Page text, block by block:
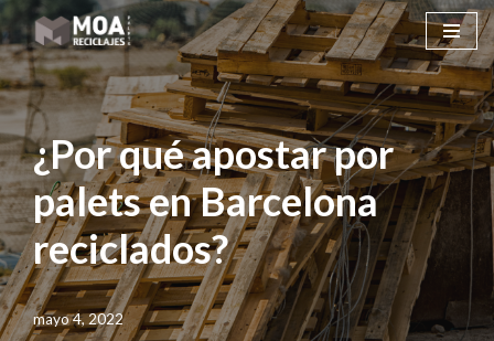
Saltar
al
contenido
¿Por qué apostar por
palets en Barcelona
reciclados?
mayo 4, 2022